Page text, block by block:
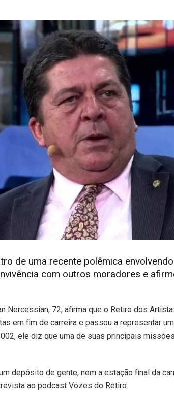
de uma recente polêmica
com outros moradores e
Nercessian, 72, afirma que o Retiro dos
em fim de carreira e passou a representar
ele diz que uma de suas principais
depósito de gente, nem a estação final da
ao podcast Vozes do Retiro.